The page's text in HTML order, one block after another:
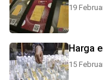
19
Harga
15